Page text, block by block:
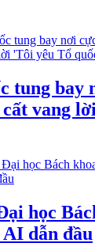
tung bay
vang
học
AI dẫn đầu